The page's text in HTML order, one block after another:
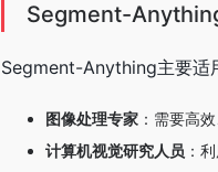
Segment-
Segment-Anything主要适
图像处理专家 ：需要高
计算机视觉研究人员 ：